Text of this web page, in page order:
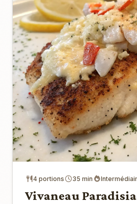
4 portions 35 min
Vivaneau